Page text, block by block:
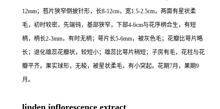
12mm；苞片狭窄倒披针形，长8-12cm，宽1.5-2.5cm，两面有星状柔
毛，初时较密，先端钝，基部狭窄，下部4-6cm与花序柄合生，有短
柄，柄长2-3mm，有时无柄；萼片长5-6mm，被灰色毛；花瓣比萼片略
长；退化雄蕊花瓣状，较短小；雄蕊比萼片稍短；子房有毛，花柱与花
瓣平齐。果实球形，无梭，被星状柔毛，有小突起。花期7月，果期9
月。
linden inflorescence extract